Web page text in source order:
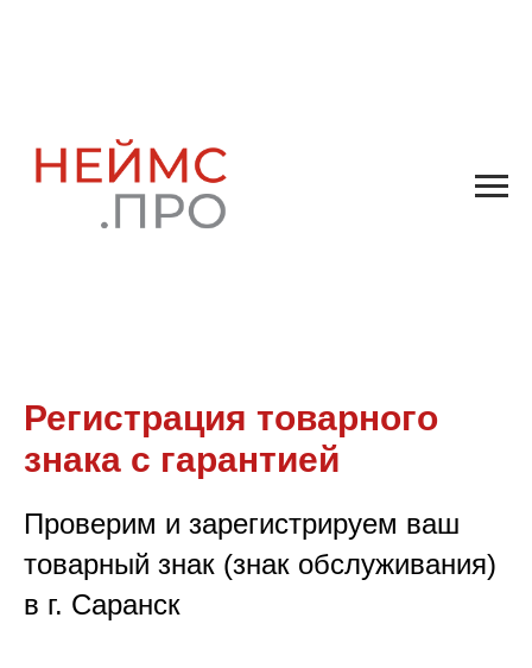
Регистрация товарного
знака с гарантией
Проверим и зарегистрируем ваш
товарный знак (знак обслуживания)
в г. Саранск